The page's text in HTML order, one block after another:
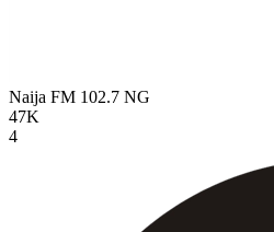
Naija FM 102.7 NG
47K
4